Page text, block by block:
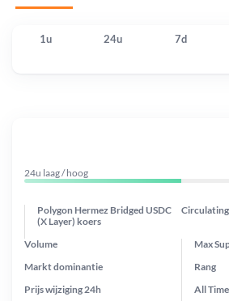
1u 24u 7d
24u laag / hoog
Polygon Hermez Bridged USDC
(X Layer) koers
Prijs wijziging 24h
Max
Markt dominantie
Volume
Rang
All Time